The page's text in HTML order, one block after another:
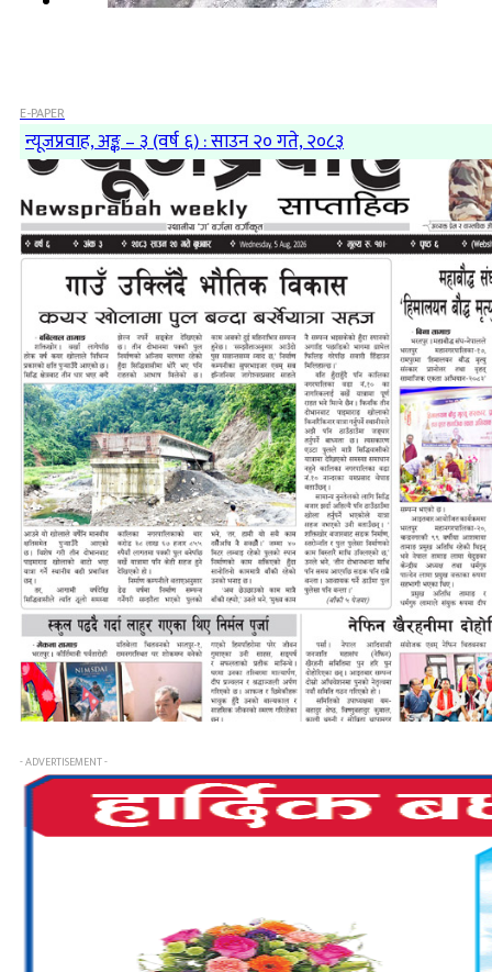
E-PAPER
न्यूजप्रवाह, अङ्क – ३ (वर्ष ६) : साउन २० गते, २०८३
- ADVERTISEMENT -